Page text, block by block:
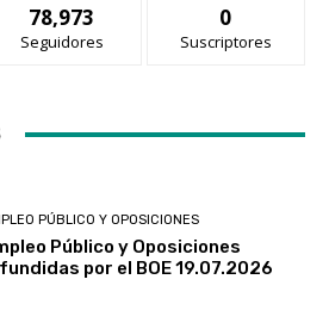
78,973
Seguidores
0
Suscriptores
PÚBLICO Y OPOSICIONES
Público y Oposiciones
por el BOE 19.07.2026